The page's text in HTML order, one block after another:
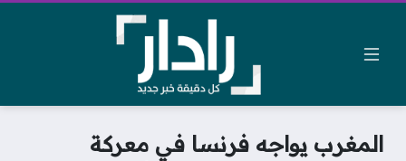
المغرب يواجه فرنسا في معركة